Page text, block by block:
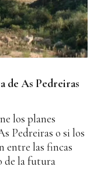
de As Pedreiras
los planes
Pedreiras o si los
entre las fincas
de la futura